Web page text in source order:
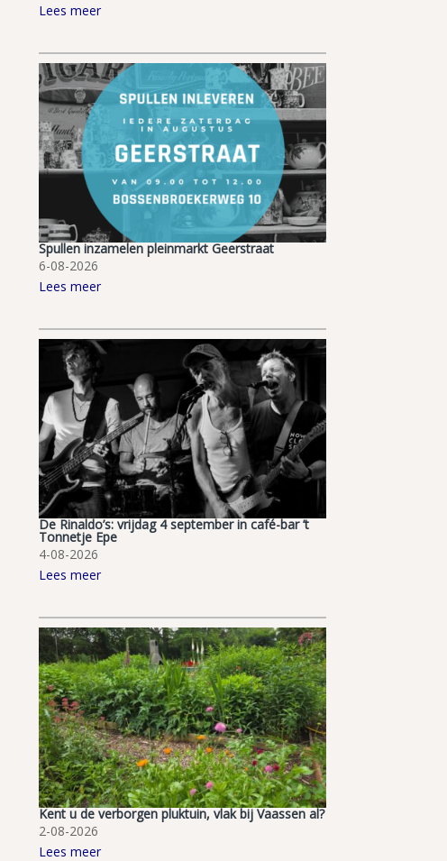
Lees meer
Spullen inzamelen pleinmarkt Geerstraat
6-08-2026
Lees meer
De Rinaldo’s: vrijdag 4 september in café-bar ’t
Tonnetje Epe
4-08-2026
Lees meer
Kent u de verborgen pluktuin, vlak bij Vaassen al?
2-08-2026
Lees meer